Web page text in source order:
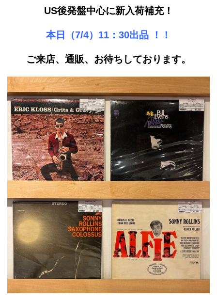
US後発盤中心に新入荷補充！
本日（7/4）11：30出品 ！！
ご来店、通販、お待ちしております。